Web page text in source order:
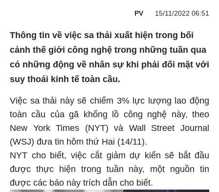
PV 15/11/2022 06:51
Thông tin về việc sa thải xuất hiện trong bối
cảnh thế giới công nghệ trong những tuần qua
có những động về nhân sự khi phải đối mặt với
suy thoái kinh tế toàn cầu.
Việc sa thải này sẽ chiếm 3% lực lượng lao động
toàn cầu của gã khổng lồ công nghệ này, theo
New York Times (NYT) và Wall Street Journal
(WSJ) đưa tin hôm thứ Hai (14/11).
NYT cho biết, việc cắt giảm dự kiến sẽ bắt đầu
được thực hiện trong tuần này, một nguồn tin
được các báo này trích dẫn cho biết.